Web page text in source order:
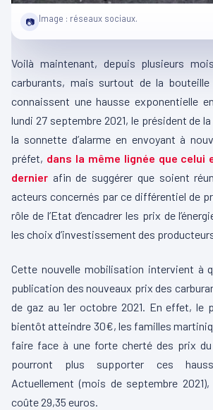
📷 Image : réseaux sociaux.
Voilà maintenant, depuis plusieurs
carburants, mais surtout de la
connaissent une hausse exponentielle
lundi 27 septembre 2021, le président de
la sonnette d’alarme en envoyant à
préfet, dans la même lignée que celui
dernier afin de suggérer que soient
acteurs concernés par ce différentiel de
rôle de l’Etat d’encadrer les prix de
les choix d’investissement des
Cette nouvelle mobilisation intervient à
publication des nouveaux prix des
de gaz au 1er octobre 2021. En effet, le
bientôt atteindre 30€, les familles
faire face à une forte cherté des prix
pourront plus supporter ces
Actuellement (mois de septembre
coûte 29,35 euros.